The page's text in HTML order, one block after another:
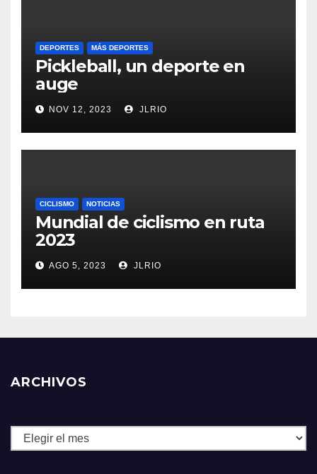
DEPORTES MÁS DEPORTES
Pickleball, un deporte en
auge
NOV 12, 2023 JLRIO
CICLISMO NOTICIAS
Mundial de ciclismo en ruta
2023
AGO 5, 2023 JLRIO
ARCHIVOS
Archivos